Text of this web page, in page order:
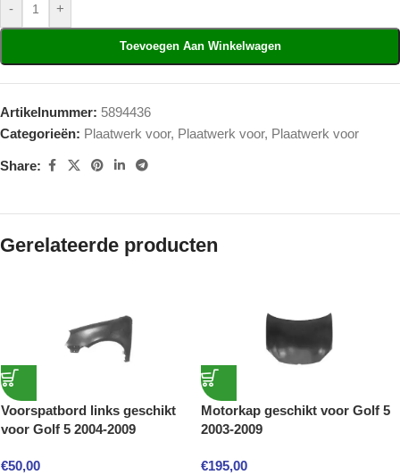
- +
Toevoegen Aan Winkelwagen
Artikelnummer: 5894436
Categorieën: Plaatwerk voor, Plaatwerk voor, Plaatwerk voor
Share:
Gerelateerde producten
Voorspatbord links geschikt
voor Golf 5 2004-2009
€50,00
Motorkap geschikt voor Golf 5
2003-2009
€195,00